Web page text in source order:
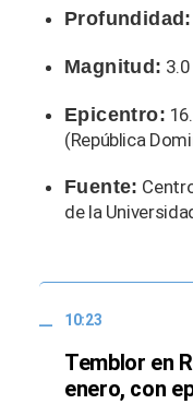
Profundidad:
Magnitud: 3.0
Epicentro:
(República
Fuente:
de la
10:23
Temblor en
enero, con